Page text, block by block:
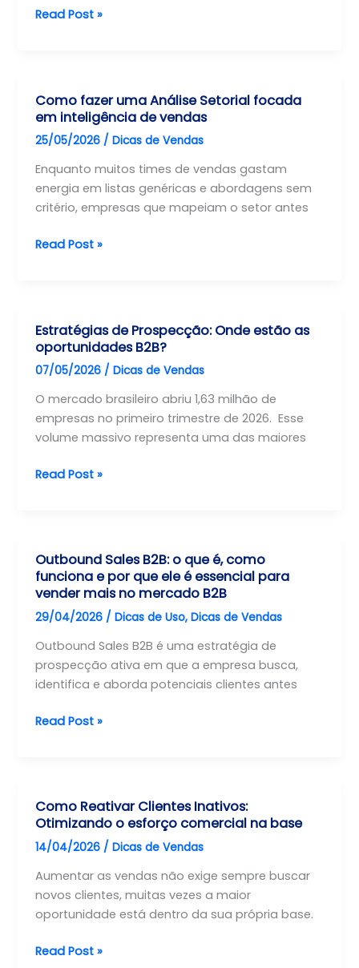
Como
Field
Sales
eficiente
Read Post »
Como fazer uma Análise Setorial focada
em inteligência de vendas
25/05/2026 /Dicas de Vendas
Enquanto muitos times de vendas gastam
energia em listas genéricas e abordagens sem
critério, empresas que mapeiam o setor antes
Como
focada
em
inteligência
de
vendas
Read Post »
Estratégias de Prospecção: Onde estão as
oportunidades B2B?
07/05/2026 /Dicas de Vendas
O mercado brasileiro abriu 1,63 milhão de
empresas no primeiro trimestre de 2026. Esse
volume massivo representa uma das maiores
Estratégias
estão
as
oportunidades
B2B?
Read Post »
Outbound Sales B2B: o que é, como
funciona e por que ele é essencial para
vender mais no mercado B2B
29/04/2026 /Dicas de Uso,Dicas de Vendas
Outbound Sales B2B é uma estratégia de
prospecção ativa em que a empresa busca,
identifica e aborda potenciais clientes antes
Outbound
é,
como
funciona
e
por
que
é
Read Post »
Como Reativar Clientes Inativos:
Otimizando o esforço comercial na base
14/04/2026 /Dicas de Vendas
Aumentar as vendas não exige sempre buscar
novos clientes, muitas vezes a maior
oportunidade está dentro da sua própria base.
Como
Read Post »